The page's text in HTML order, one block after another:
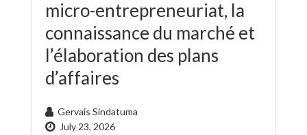
micro-entrepreneuriat, la
connaissance du marché et
l’élaboration des plans
d’affaires
Gervais Sindatuma
July 23, 2026